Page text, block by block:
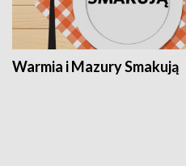
Warmia i Mazury Smakują